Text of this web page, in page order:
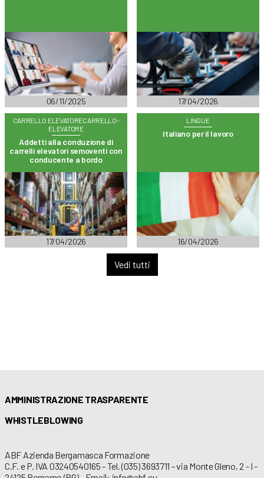
06/11/2025 17/04/2026
CARRELLO ELEVATORECARRELLO-
ELEVATORE
Addetti alla conduzione di
carrelli elevatori semoventi con
conducente a bordo
17/04/2026
LINGUE
Italiano per il lavoro
16/04/2026
Vedi tutti
AMMINISTRAZIONE TRASPARENTE
WHISTLEBLOWING
ABF Azienda Bergamasca Formazione
C.F. e P. IVA 03240540165 - Tel. (035) 3693711 - via Monte Gleno, 2 - I -